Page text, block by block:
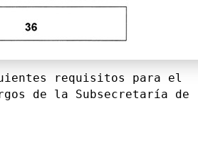
requisitos para el
de la Subsecretaría de